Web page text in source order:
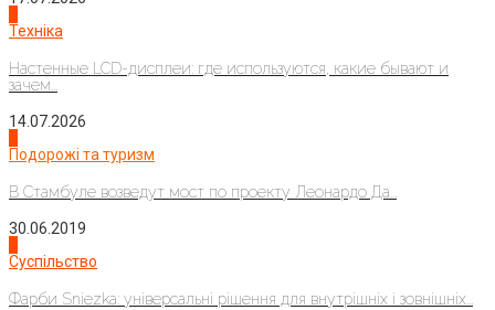
Техніка
Настенные LCD-дисплеи: где используются, какие бывают и
зачем...
14.07.2026
Подорожі та туризм
В Стамбуле возведут мост по проекту Леонардо Да...
30.06.2019
Суспільство
Фарби Sniezka: універсальні рішення для внутрішніх і зовнішніх...